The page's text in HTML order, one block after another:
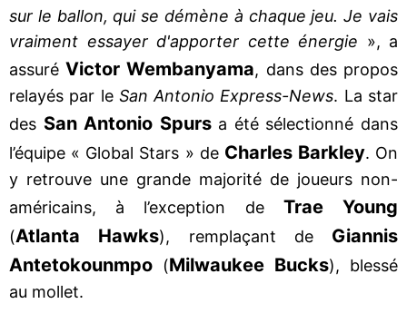
sur le ballon, qui se démène à chaque jeu. Je vais
vraiment essayer d'apporter cette énergie », a
assuréVictor Wembanyama, dans des propos
relayés par le San Antonio Express-News. La star
des San Antonio Spursa été sélectionné dans
l’équipe « Global Stars » de Charles Barkley. On
y retrouve une grande majorité de joueurs non-
américains, à l’exception deTrae Young
(Atlanta Hawks), remplaçant de Giannis
Antetokounmpo (Milwaukee Bucks), blessé
au mollet.